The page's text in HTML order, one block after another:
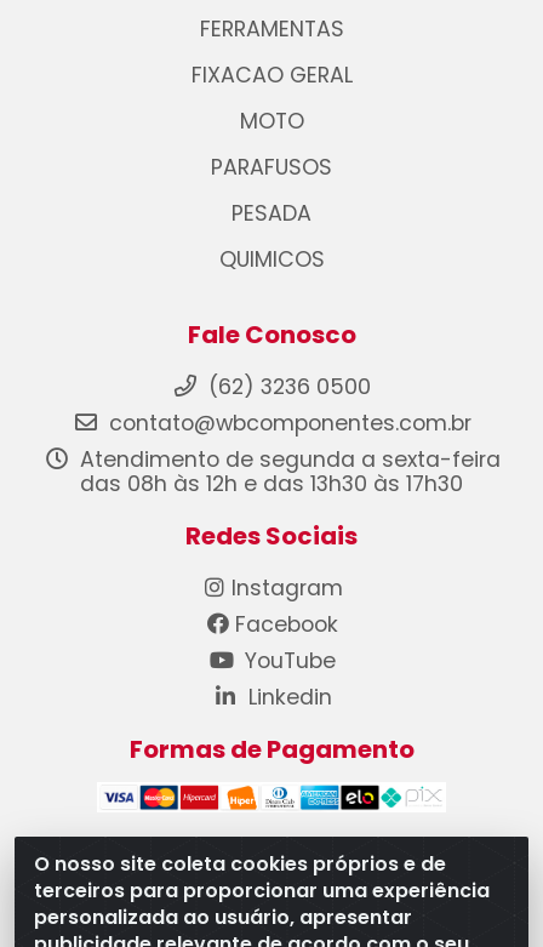
O nosso site coleta cookies próprios e de
terceiros para proporcionar uma experiência
personalizada ao usuário, apresentar
FERRAMENTAS
FIXACAO GERAL
MOTO
PARAFUSOS
PESADA
QUIMICOS
Fale Conosco
(62) 3236 0500
contato@wbcomponentes.com.br
Atendimento de segunda a sexta-feira
das 08h às 12h e das 13h30 às 17h30
Redes Sociais
Instagram
Facebook
YouTube
Linkedin
Formas de Pagamento
WB Componentes Automotivos LTDA - CNPJ
08.528.393/0001-12 - Rua do Níquel, 667 - Parque